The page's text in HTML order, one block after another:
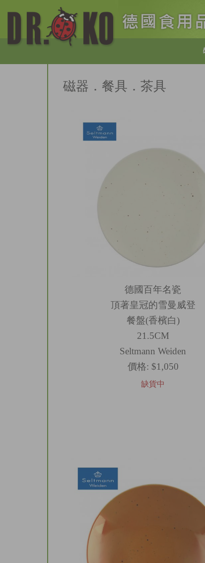
磁器．餐具．茶具
德國百年名瓷
頂著皇冠的雪曼威登
餐盤(香檳白)
21.5CM
Seltmann Weiden
價格: $1,050
缺貨中